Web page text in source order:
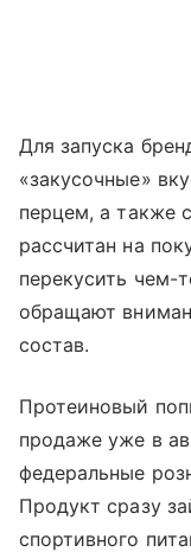
Для запуска
«закусочные»
перцем, а также
рассчитан на
перекусить чем-
обращают
состав.
Протеиновый
продаже уже в
федеральные
Продукт сразу
спортивного